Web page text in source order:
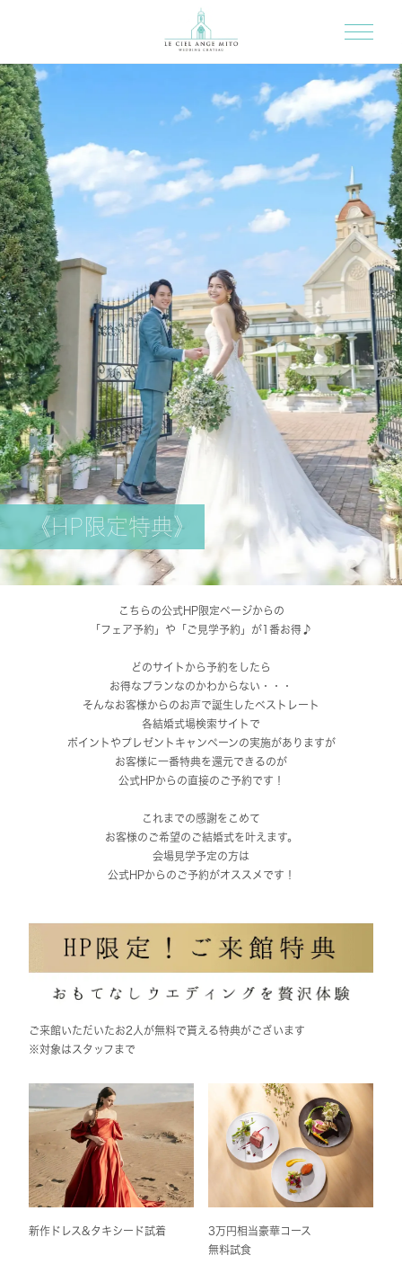
《HP限定特典》
こちらの公式HP限定ページからの
「フェア予約」や「ご見学予約」が1番お得♪
どのサイトから予約をしたら
お得なプランなのかわからない・・・
そんなお客様からのお声で誕生したベストレート
各結婚式場検索サイトで
ポイントやプレゼントキャンペーンの実施がありますが
お客様に一番特典を還元できるのが
公式HPからの直接のご予約です！
これまでの感謝をこめて
お客様のご希望のご結婚式を叶えます。
会場見学予定の方は
公式HPからのご予約がオススメです！
ご来館いただいたお2人が無料で貰える特典がございます
※対象はスタッフまで
新作ドレス&タキシード試着
3万円相当豪華コース
無料試食